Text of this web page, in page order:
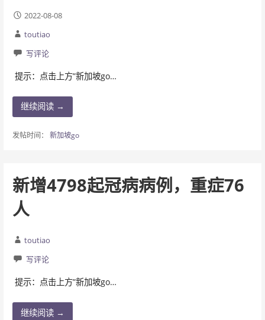
2022-08-08
toutiao
写评论
提示：点击上方”新加坡go…
继续阅读 →
发帖时间： 新加坡go
新增4798起冠病病例，重症76
人
toutiao
写评论
提示：点击上方”新加坡go…
继续阅读 →